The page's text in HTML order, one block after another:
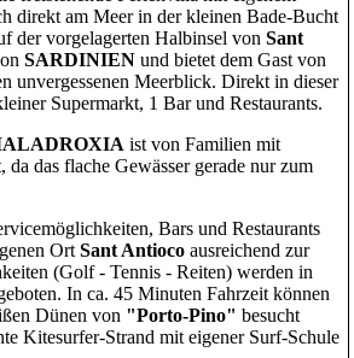
direkt am Meer in der kleinen Bade-Bucht
der vorgelagerten Halbinsel von Sant
SARDINIEN und bietet dem Gast von
unvergessenen Meerblick. Direkt in dieser
Supermarkt, 1 Bar und Restaurants.
ist von Familien mit
das flache Gewässer gerade nur zum
Bars und Restaurants
Ort Sant Antioco ausreichend zur
(Golf - Tennis - Reiten) werden in
In ca. 45 Minuten Fahrzeit können
Dünen von "Porto-Pino" besucht
Kitesurfer-Strand mit eigener Surf-Schule